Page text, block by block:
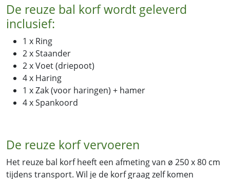
De reuze bal korf wordt geleverd
inclusief:
1 x Ring
2 x Staander
2 x Voet (driepoot)
4 x Haring
1 x Zak (voor haringen) + hamer
4 x Spankoord
De reuze korf vervoeren
Het reuze bal korf heeft een afmeting van ø 250 x 80 cm
tijdens transport. Wil je de korf graag zelf komen